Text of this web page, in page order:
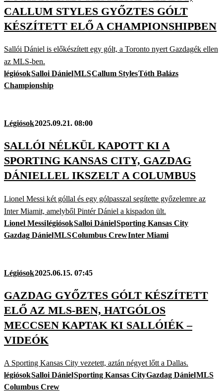
CALLUM STYLES GYŐZTES GÓLT
KÉSZÍTETT ELŐ A CHAMPIONSHIPBEN
Sallói Dániel is előkészített egy gólt, a Toronto nyert Gazdagék ellen
az MLS-ben.
légiósokSalloi DánielMLSCallum StylesTóth Balázs
Championship
Légiósok2025.09.21. 08:00
SALLÓI NÉLKÜL KAPOTT KI A
SPORTING KANSAS CITY, GAZDAG
DÁNIELLEL IKSZELT A COLUMBUS
Lionel Messi két góllal és egy gólpasszal segítette győzelemre az
Inter Miamit, amelyből Pintér Dániel a kispadon ült.
Lionel MessilégiósokSalloi DánielSporting Kansas City
Gazdag DánielMLSColumbus CrewInter Miami
Légiósok2025.06.15. 07:45
GAZDAG GYŐZTES GÓLT KÉSZÍTETT
ELŐ AZ MLS-BEN, HATGÓLOS
MECCSEN KAPTAK KI SALLÓIÉK –
VIDEÓK
A Sporting Kansas City vezetett, aztán négyet lőtt a Dallas.
légiósokSalloi DánielSporting Kansas CityGazdag DánielMLS
Columbus Crew